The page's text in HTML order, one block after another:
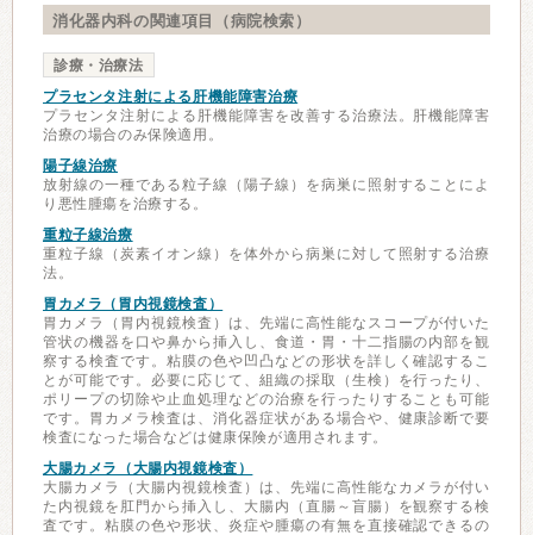
消化器内科の関連項目（病院検索）
診療・治療法
プラセンタ注射による肝機能障害治療
プラセンタ注射による肝機能障害を改善する治療法。肝機能障害
治療の場合のみ保険適用。
陽子線治療
放射線の一種である粒子線（陽子線）を病巣に照射することによ
り悪性腫瘍を治療する。
重粒子線治療
重粒子線（炭素イオン線）を体外から病巣に対して照射する治療
法。
胃カメラ（胃内視鏡検査）
胃カメラ（胃内視鏡検査）は、先端に高性能なスコープが付いた
管状の機器を口や鼻から挿入し、食道・胃・十二指腸の内部を観
察する検査です。粘膜の色や凹凸などの形状を詳しく確認するこ
とが可能です。必要に応じて、組織の採取（生検）を行ったり、
ポリープの切除や止血処理などの治療を行ったりすることも可能
です。胃カメラ検査は、消化器症状がある場合や、健康診断で要
検査になった場合などは健康保険が適用されます。
大腸カメラ（大腸内視鏡検査）
大腸カメラ（大腸内視鏡検査）は、先端に高性能なカメラが付い
た内視鏡を肛門から挿入し、大腸内（直腸～盲腸）を観察する検
査です。粘膜の色や形状、炎症や腫瘍の有無を直接確認できるの